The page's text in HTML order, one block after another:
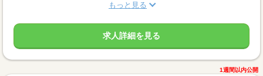
もっと見る
求人詳細を見る
1週間以内公開